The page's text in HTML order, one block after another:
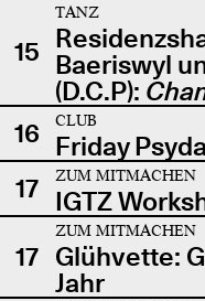
15
TANZ
Baeriswyl
(D.C.P):
16
CLUB
Friday
17
ZUM MITMACHEN
IGTZ
17
ZUM MITMACHEN
Glühvette:
Jahr